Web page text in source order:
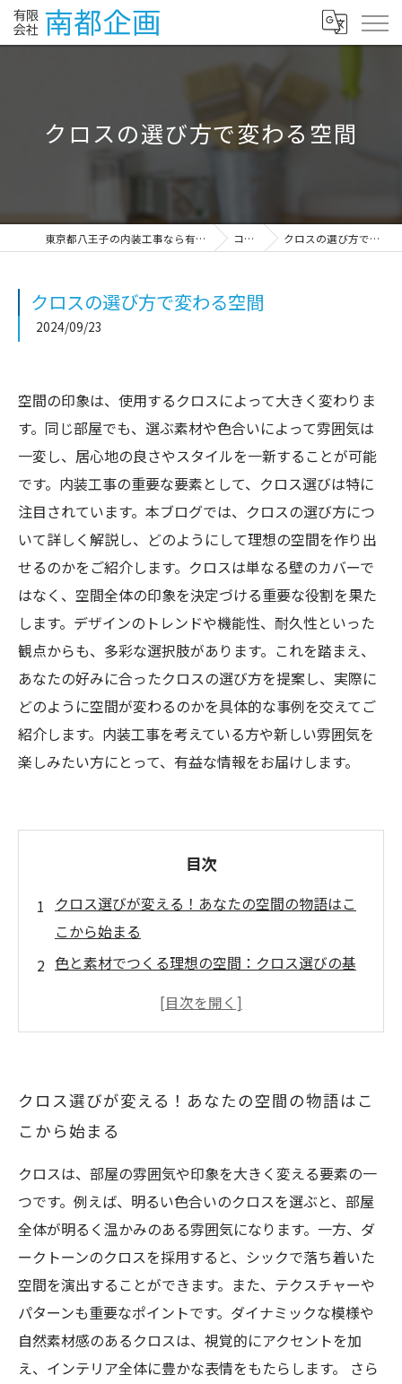
クロスの選び方で変わる空間
東京都八王子の内装工事なら有限会社南都企画 コラム クロスの選び方で変わる空間
クロスの選び方で変わる空間
2024/09/23
空間の印象は、使用するクロスによって大きく変わりま
す。同じ部屋でも、選ぶ素材や色合いによって雰囲気は
一変し、居心地の良さやスタイルを一新することが可能
です。内装工事の重要な要素として、クロス選びは特に
注目されています。本ブログでは、クロスの選び方につ
いて詳しく解説し、どのようにして理想の空間を作り出
せるのかをご紹介します。クロスは単なる壁のカバーで
はなく、空間全体の印象を決定づける重要な役割を果た
します。デザインのトレンドや機能性、耐久性といった
観点からも、多彩な選択肢があります。これを踏まえ、
あなたの好みに合ったクロスの選び方を提案し、実際に
どのように空間が変わるのかを具体的な事例を交えてご
紹介します。内装工事を考えている方や新しい雰囲気を
楽しみたい方にとって、有益な情報をお届けします。
目次
クロス選びが変える！あなたの空間の物語はこ
こから始まる
色と素材でつくる理想の空間：クロス選びの基
介
あなたのスタイルを表現するクロス：選び方の
ポイント
新たな空間を楽しむために！クロス選びの重要
性
理想の空間実現へ向けて：クロス選びのまとめ
クロス選びが変える！あなたの空間の物語はこ
こから始まる
クロスは、部屋の雰囲気や印象を大きく変える要素の一
つです。例えば、明るい色合いのクロスを選ぶと、部屋
全体が明るく温かみのある雰囲気になります。一方、ダ
ークトーンのクロスを採用すると、シックで落ち着いた
空間を演出することができます。また、テクスチャーや
パターンも重要なポイントです。ダイナミックな模様や
自然素材感のあるクロスは、視覚的にアクセントを加
え、インテリア全体に豊かな表情をもたらします。 さら